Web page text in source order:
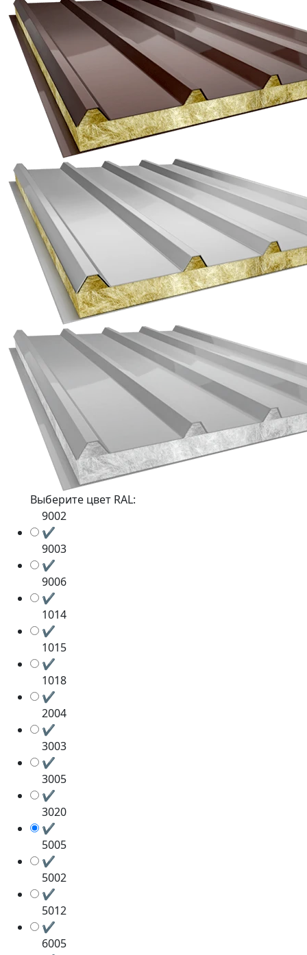
Выберите цвет RAL:
9002
✔
9003
✔
9006
✔
1014
✔
1015
✔
1018
✔
2004
✔
3003
✔
3005
✔
3020
✔
5005
✔
5002
✔
5012
✔
6005